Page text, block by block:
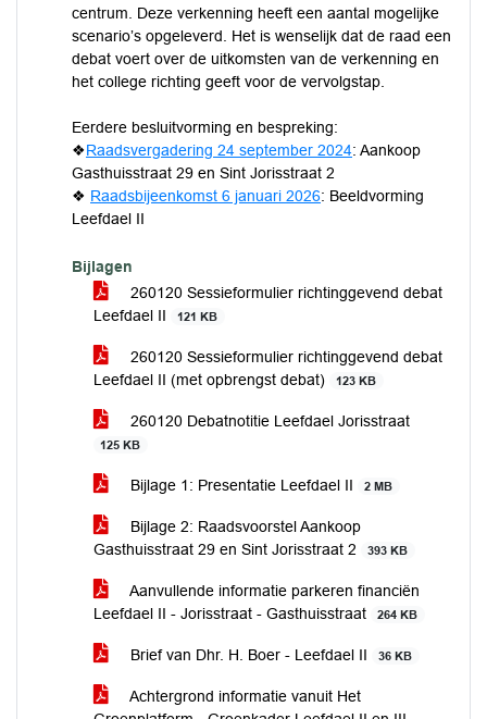
centrum. Deze verkenning heeft een aantal mogelijke
scenario’s opgeleverd. Het is wenselijk dat de raad een
debat voert over de uitkomsten van de verkenning en
het college richting geeft voor de vervolgstap.
Eerdere besluitvorming en bespreking:
❖Raadsvergadering 24 september 2024: Aankoop
Gasthuisstraat 29 en Sint Jorisstraat 2
❖ Raadsbijeenkomst 6 januari 2026: Beeldvorming
Leefdael II
Bijlagen
260120 Sessieformulier richtinggevend debat
Leefdael II
121 KB
260120 Sessieformulier richtinggevend debat
Leefdael II (met opbrengst debat)
123 KB
260120 Debatnotitie Leefdael Jorisstraat
125 KB
Bijlage 1: Presentatie Leefdael II 2 MB
Bijlage 2: Raadsvoorstel Aankoop
Gasthuisstraat 29 en Sint Jorisstraat 2
393 KB
Aanvullende informatie parkeren financiën
Leefdael II - Jorisstraat - Gasthuisstraat
264 KB
Brief van Dhr. H. Boer - Leefdael II 36 KB
Achtergrond informatie vanuit Het